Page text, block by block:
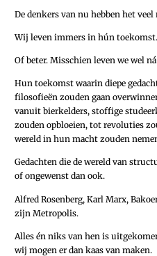
De denkers van nu hebben het
Wij leven immers in hún toekomst.
Of beter. Misschien leven we wel
Hun toekomst waarin diepe
filosofieën zouden gaan
vanuit bierkelders, stoffige
zouden opbloeien, tot revoluties
wereld in hun macht zouden
Gedachten die de wereld van
of ongewenst dan ook.
Alfred Rosenberg, Karl Marx,
zijn Metropolis.
Alles én niks van hen is
wij mogen er dan kaas van maken.